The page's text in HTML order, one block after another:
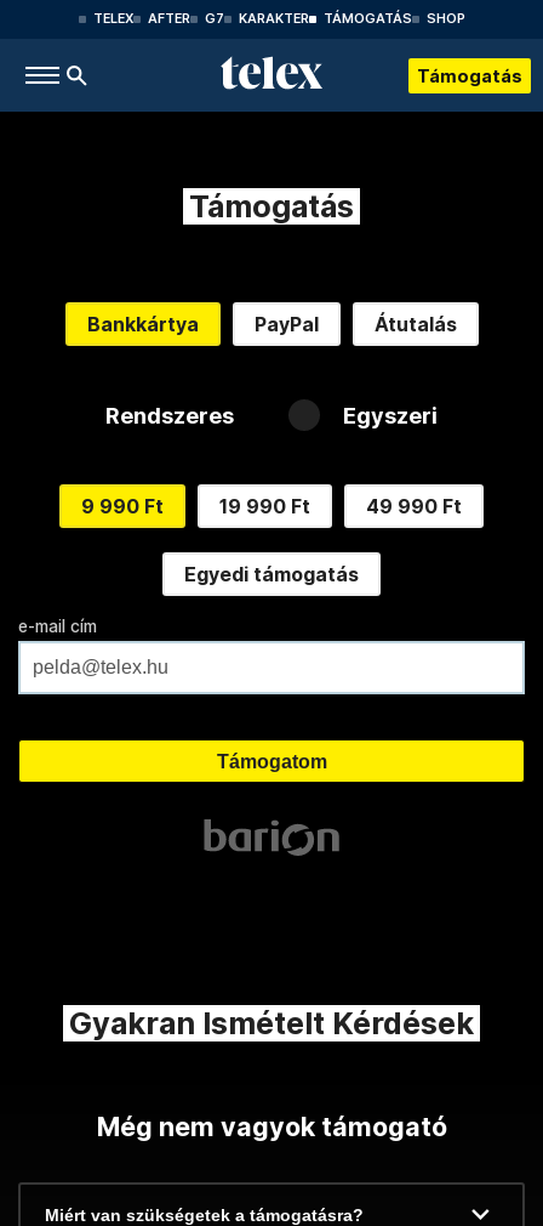
TELEX AFTER G7 KARAKTER TÁMOGATÁS SHOP
Támogatás
Támogatás
Bankkártya PayPal Átutalás
Rendszeres Egyszeri
9 990 Ft 19 990 Ft 49 990 Ft
Egyedi támogatás
e-mail cím
Gyakran Ismételt Kérdések
Még nem vagyok támogató
Miért van szükségetek a támogatásra?